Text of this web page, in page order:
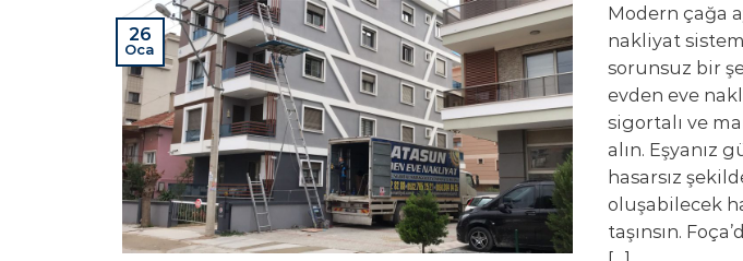
26
Oca
Modern çağa
nakliyat
sorunsuz bir
evden eve
sigortalı ve
alın. Eşyanız
hasarsız
oluşabilecek
taşınsın.